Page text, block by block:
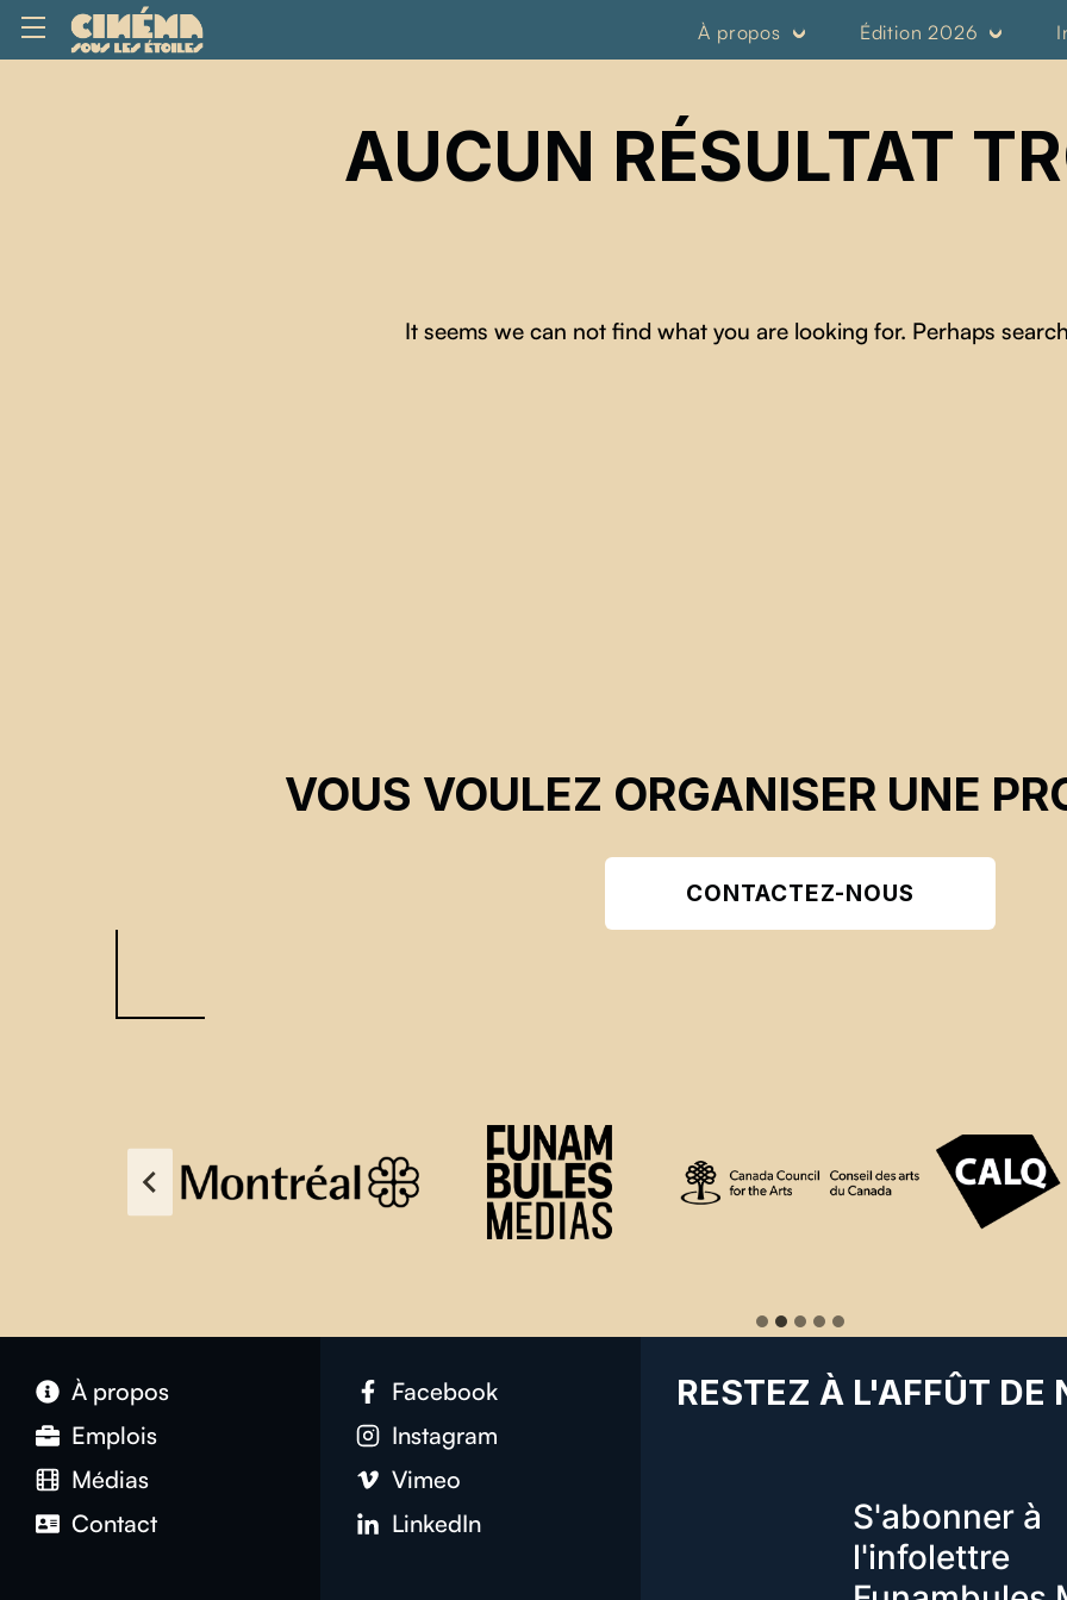
À propos Édition 2026
AUCUN RÉSULTAT
It seems we can not find what you are looking for. Perhaps
VOUS VOULEZ ORGANISER UNE
CONTACTEZ-NOUS
À propos
Emplois
Médias
Contact
Facebook
Instagram
Vimeo
LinkedIn
RESTEZ À L'AFFÛT DE
S'abonner à
l'infolettre